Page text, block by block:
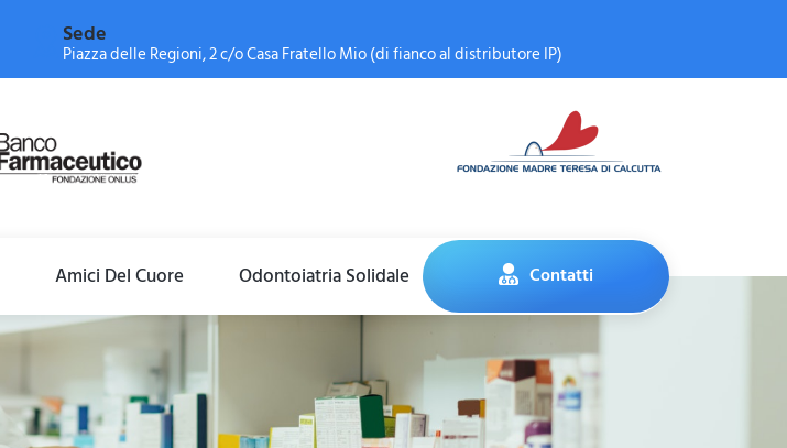
Sede
Piazza delle Regioni, 2 c/o Casa Fratello Mio (di fianco al distributore IP)
Amici Del Cuore Odontoiatria Solidale Contatti